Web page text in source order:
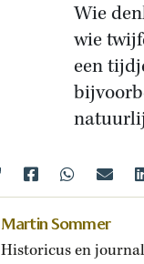
Wie
wie
een
Martin Sommer
Historicus en